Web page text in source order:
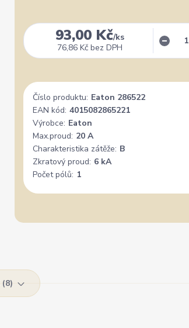
93,00 Kč/ks
76,86 Kč bez DPH
Číslo produktu: Eaton 286522
EAN kód: 4015082865221
Výrobce: Eaton
Max.proud: 20 A
Charakteristika zátěže: B
Zkratový proud: 6 kA
Počet pólů: 1
8